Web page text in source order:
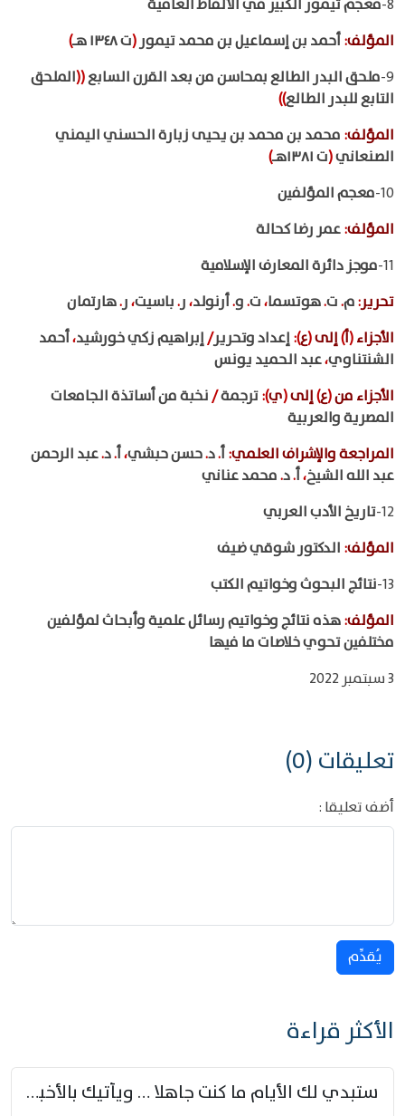
8- معجم تيمور الكبير في الألفاظ العامية
المؤلف:أحمد بن إسماعيل بن محمد تيمور(ت ١٣٤٨ هـ
)
9- ملحق البدر الطالع بمحاسن من بعد القرن السابع((الملحق
التابع للبدر الطالع))
المؤلف: محمد بن محمد بن يحيى زبارة الحسني اليمني
الصنعاني(ت ١٣٨١هـ
)
10- معجم المؤلفين
المؤلف:عمر رضا كحالة
11- موجز دائرة المعارف الإسلامية
تحرير:م.ت.هوتسما،ت.و.أرنولد،ر.باسيت،ر.هارتمان
الأجزاء(أ)إلى(ع):إعداد وتحرير/إبراهيم زكي خورشيد،أحمد
الشنتناوي،عبد الحميد يونس
الأجزاء من(ع)إلى(ي):ترجمة/نخبة من أساتذة الجامعات
المصرية والعربية
المراجعة والإشراف العلمي:أ.د.حسن حبشي،أ.د.عبد الرحمن
عبد الله الشيخ،أ.د.محمد عناني
12- تاريخ الأدب العربي
المؤلف: الدكتور شوقي ضيف
13- نتائج البحوث وخواتيم الكتب
المؤلف:هذه نتائج وخواتيم رسائل علمية وأبحاث لمؤلفين
مختلفين تحوي خلاصات ما فيها
3 سبتمبر 2022
تعليقات (0)
أضف تعليقا :
يُقدِّم
الأكثر قراءة
ستبدي لك الأيام ما كنت جاهلا … ويأتيك بالأخبار من لم تزوّد